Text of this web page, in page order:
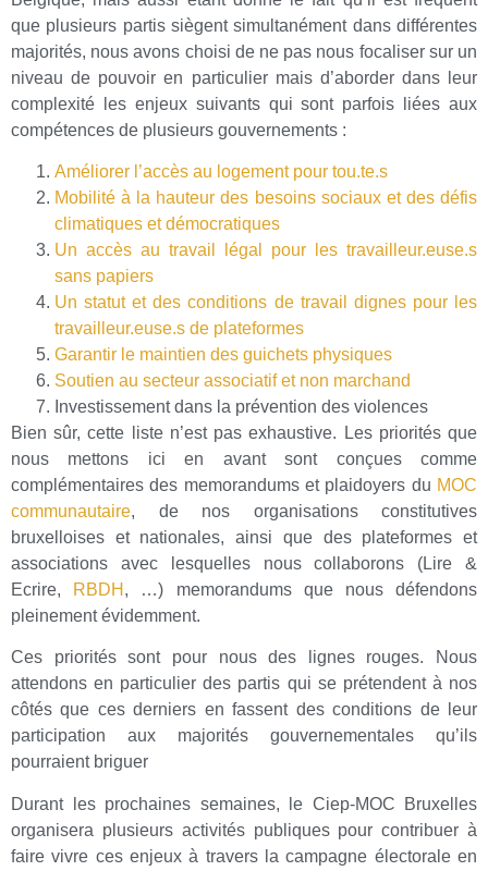
que plusieurs partis siègent simultanément dans différentes
majorités, nous avons choisi de ne pas nous focaliser sur un
niveau de pouvoir en particulier mais d’aborder dans leur
complexité les enjeux suivants qui sont parfois liées aux
compétences de plusieurs gouvernements :
Améliorer l’accès au logement pour tou.te.s
Mobilité à la hauteur des besoins sociaux et des défis
climatiques et démocratiques
Un accès au travail légal pour les travailleur.euse.s
sans papiers
Un statut et des conditions de travail dignes pour les
travailleur.euse.s de plateformes
Garantir le maintien des guichets physiques
Soutien au secteur associatif et non marchand
Investissement dans la prévention des violences
Bien sûr, cette liste n’est pas exhaustive. Les priorités que
nous mettons ici en avant sont conçues comme
complémentaires des memorandums et plaidoyers du MOC
communautaire, de nos organisations constitutives
bruxelloises et nationales, ainsi que des plateformes et
associations avec lesquelles nous collaborons (Lire &
Ecrire,
RBDH , …) memorandums que nous défendons
pleinement évidemment.
Ces priorités sont pour nous des lignes rouges. Nous
attendons en particulier des partis qui se prétendent à nos
côtés que ces derniers en fassent des conditions de leur
participation aux majorités gouvernementales qu’ils
pourraient briguer
Durant les prochaines semaines, le Ciep-MOC Bruxelles
organisera plusieurs activités publiques pour contribuer à
faire vivre ces enjeux à travers la campagne électorale en